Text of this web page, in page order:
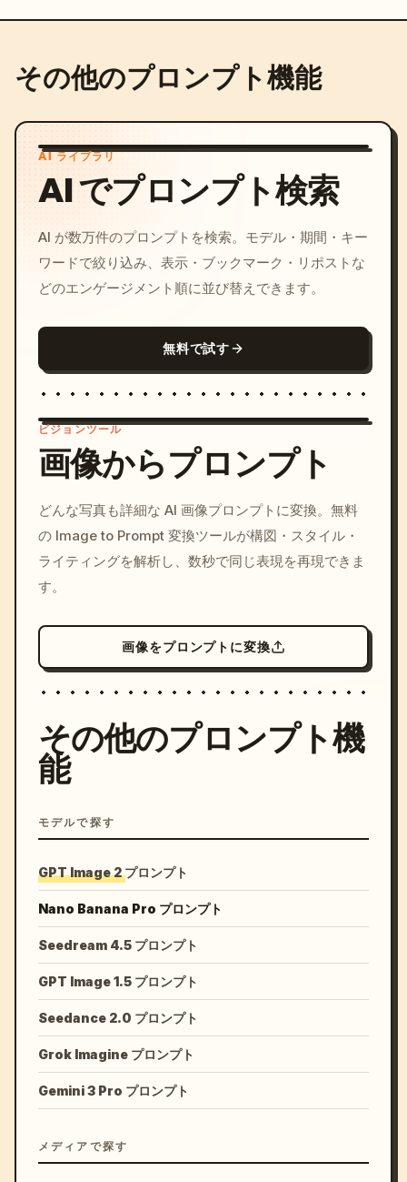
その他のプロンプト機能
AI ライブラリ
AI でプロンプト検索
AI が数万件のプロンプトを検索。モデル・期間・キー
ワードで絞り込み、表示・ブックマーク・リポストな
どのエンゲージメント順に並び替えできます。
無料で試す
c, cyberpunk sunset, neon
colors, 8k --v 6.0
ビジョンツール
画像からプロンプト
どんな写真も詳細な AI 画像プロンプトに変換。無料
の Image to Prompt 変換ツールが構図・スタイル・
ライティングを解析し、数秒で同じ表現を再現できま
す。
画像をプロンプトに変換
その他のプロンプト機
能
モデルで探す
GPT Image 2 プロンプト
Nano Banana Pro プロンプト
Seedream 4.5 プロンプト
GPT Image 1.5 プロンプト
Seedance 2.0 プロンプト
Grok Imagine プロンプト
Gemini 3 Pro プロンプト
メディアで探す